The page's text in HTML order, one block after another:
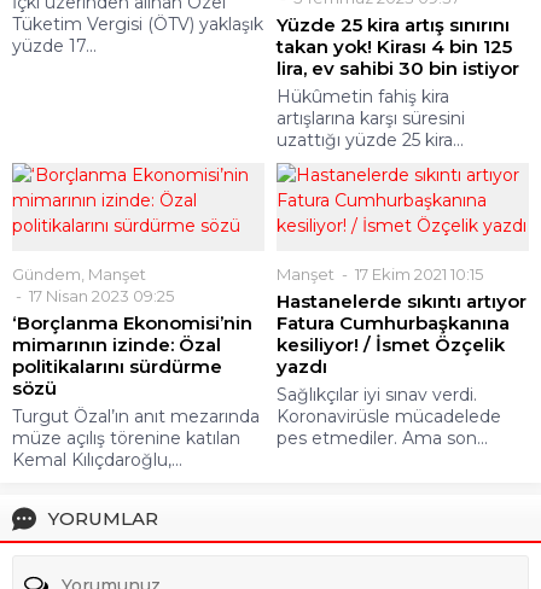
Tüketim Vergisi (ÖTV) yaklaşık
yüzde 17...
Yüzde 25 kira artış sınırını
takan yok! Kirası 4 bin 125
lira, ev sahibi 30 bin istiyor
Hükûmetin fahiş kira
artışlarına karşı süresini
uzattığı yüzde 25 kira...
Gündem Manşet
17 Nisan 2023 09:25
‘Borçlanma Ekonomisi’nin
mimarının izinde: Özal
politikalarını sürdürme
sözü
Turgut Özal’ın anıt mezarında
müze açılış törenine katılan
Kemal Kılıçdaroğlu,...
Manşet 17 Ekim 2021 10:15
Hastanelerde sıkıntı artıyor
Fatura Cumhurbaşkanına
kesiliyor! / İsmet Özçelik
yazdı
Sağlıkçılar iyi sınav verdi.
Koronavirüsle mücadelede
pes etmediler. Ama son...
YORUMLAR